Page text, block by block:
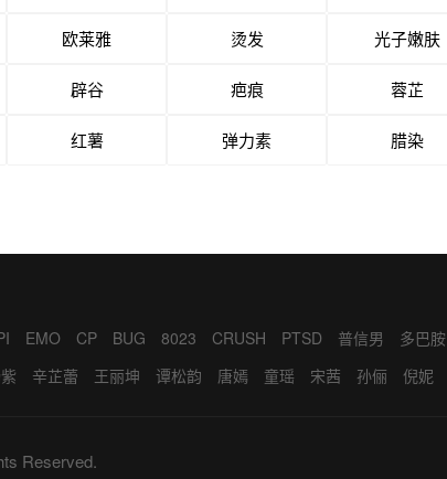
欧莱雅 烫发 光子嫩肤
辟谷 疤痕 蓉芷
红薯 弹力素 腊染
EMO CP BUG 8023 CRUSH PTSD 普信男 多巴胺
LOW BRO ED KOL WINK 绿茶女 CPDD YYDS
辛芷蕾 王丽坤 谭松韵 唐嫣 童瑶 宋茜 孙俪 倪妮
孙珍妮 田曦薇
Reserved.